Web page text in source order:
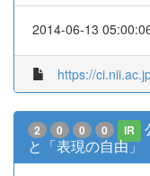
2014-06-13
https://
2 0 0 0 IR
と「表現の自由」